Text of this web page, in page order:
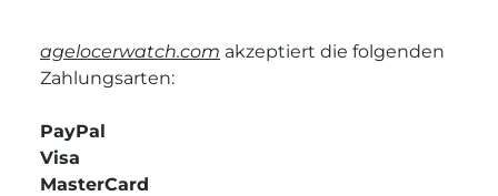
agelocerwatch.com akzeptiert die folgenden
Zahlungsarten:
PayPal
Visa
MasterCard